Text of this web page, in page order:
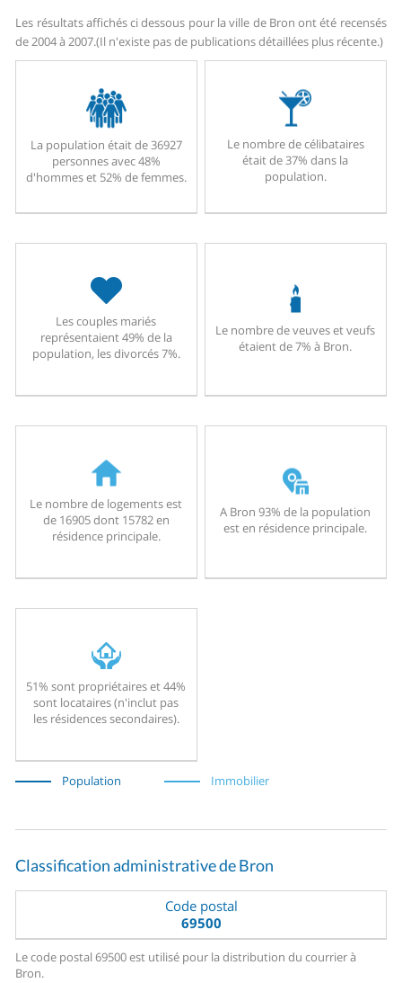
Les résultats affichés ci dessous pour la ville de Bron ont été recensés
de 2004 à 2007.(Il n'existe pas de publications détaillées plus récente.)
La population était de 36927
personnes avec 48%
d'hommes et 52% de femmes.
Le nombre de célibataires
était de 37% dans la
population.
Les couples mariés
représentaient 49% de la
population, les divorcés 7%.
Le nombre de veuves et veufs
étaient de 7% à Bron.
Le nombre de logements est
de 16905 dont 15782 en
résidence principale.
A Bron 93% de la population
est en résidence principale.
51% sont propriétaires et 44%
sont locataires (n'inclut pas
les résidences secondaires).
Population Immobilier
Classification administrative de Bron
Code postal
69500
Le code postal 69500 est utilisé pour la distribution du courrier à
Bron.